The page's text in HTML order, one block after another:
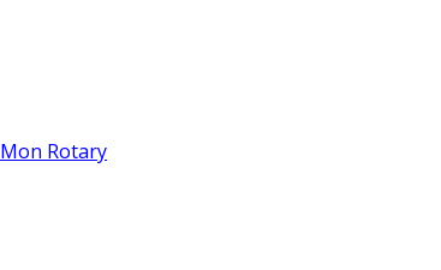
Mon Rotary